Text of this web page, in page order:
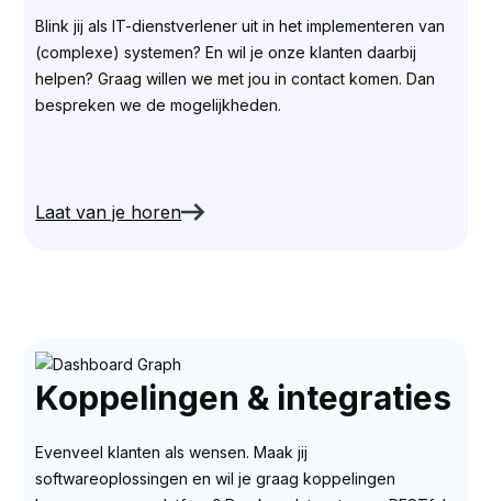
Blink jij als IT-dienstverlener uit in het implementeren van
(complexe) systemen? En wil je onze klanten daarbij
helpen? Graag willen we met jou in contact komen. Dan
bespreken we de mogelijkheden.
Laat van je horen
Koppelingen & integraties
Evenveel klanten als wensen. Maak jij
softwareoplossingen en wil je graag koppelingen